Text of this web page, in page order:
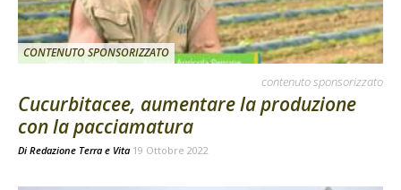
CONTENUTO SPONSORIZZATO
contenuto sponsorizzato
Cucurbitacee, aumentare la produzione
con la pacciamatura
Di Redazione Terra e Vita 19 Ottobre 2022